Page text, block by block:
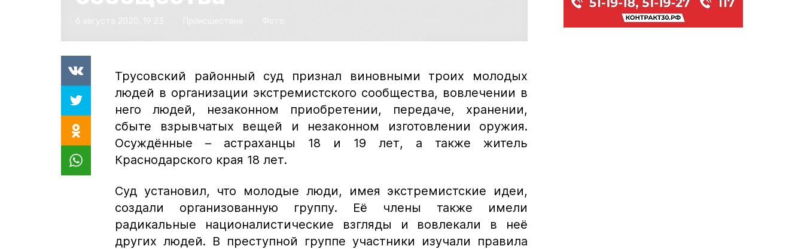
Трусовский районный суд признал виновными троих молодых
людей в организации экстремистского сообщества, вовлечении в
него людей, незаконном приобретении, передаче, хранении,
сбыте взрывчатых вещей и незаконном изготовлении оружия.
Осуждённые – астраханцы 18 и 19 лет, а также житель
Краснодарского края 18 лет.
Суд установил, что молодые люди, имея экстремистские идеи,
создали организованную группу. Её члены также имели
радикальные националистические взгляды и вовлекали в неё
других людей. В преступной группе участники изучали правила